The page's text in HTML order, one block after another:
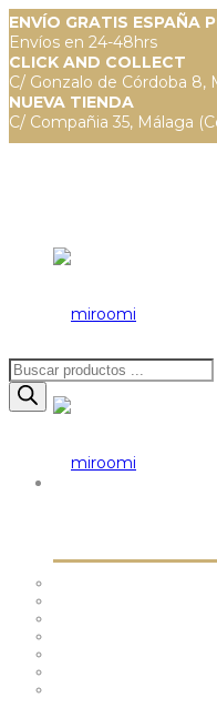
ENVÍO GRATIS ESPAÑA
Envíos en 24-48hrs
CLICK AND COLLECT
C/ Gonzalo de Córdoba 8,
NUEVA TIENDA
C/ Compañia 35, Málaga
Búsqueda
de
productos